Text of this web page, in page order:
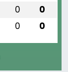
0 0
0 0